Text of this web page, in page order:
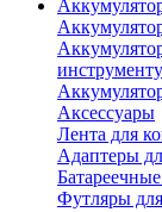
Аксессуары
Лента для
Адаптеры
Футляры